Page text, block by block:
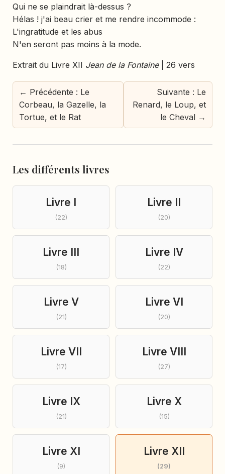
Qui ne se plaindrait là-dessus ?
Hélas ! j'ai beau crier et me rendre incommode :
L'ingratitude et les abus
N'en seront pas moins à la mode.
Extrait du Livre XII Jean de la Fontaine| 26 vers
← Précédente : Le
Corbeau, la Gazelle, la
Tortue, et le Rat
Suivante : Le
Renard, le Loup, et
le Cheval →
Les différents livres
Livre I
(22)
Livre II
(20)
Livre III
(18)
Livre IV
(22)
Livre V
(21)
Livre VI
(20)
Livre VII
(17)
Livre VIII
(27)
Livre IX
(21)
Livre X
(15)
Livre XI
(9)
Livre XII
(29)